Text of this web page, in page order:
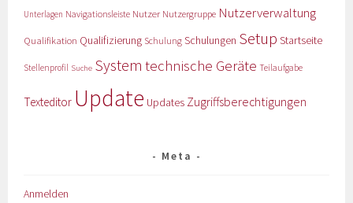
Unterlagen Navigationsleiste Nutzer Nutzergruppe Nutzerverwaltung
Qualifikation Qualifizierung Schulung Schulungen Setup Startseite
Stellenprofil Suche System technische Geräte Teilaufgabe
Texteditor Update Updates Zugriffsberechtigungen
Meta
Anmelden